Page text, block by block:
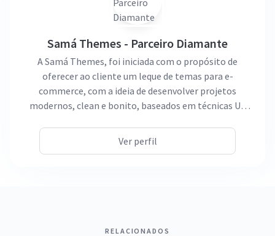
Samá Themes - Parceiro Diamante
A Samá Themes, foi iniciada com o propósito de
oferecer ao cliente um leque de temas para e-
commerce, com a ideia de desenvolver projetos
modernos, clean e bonito, baseados em técnicas UX
ainda mais fácil e objetiva elevando a sua conversão.
Ver perfil
RELACIONADOS